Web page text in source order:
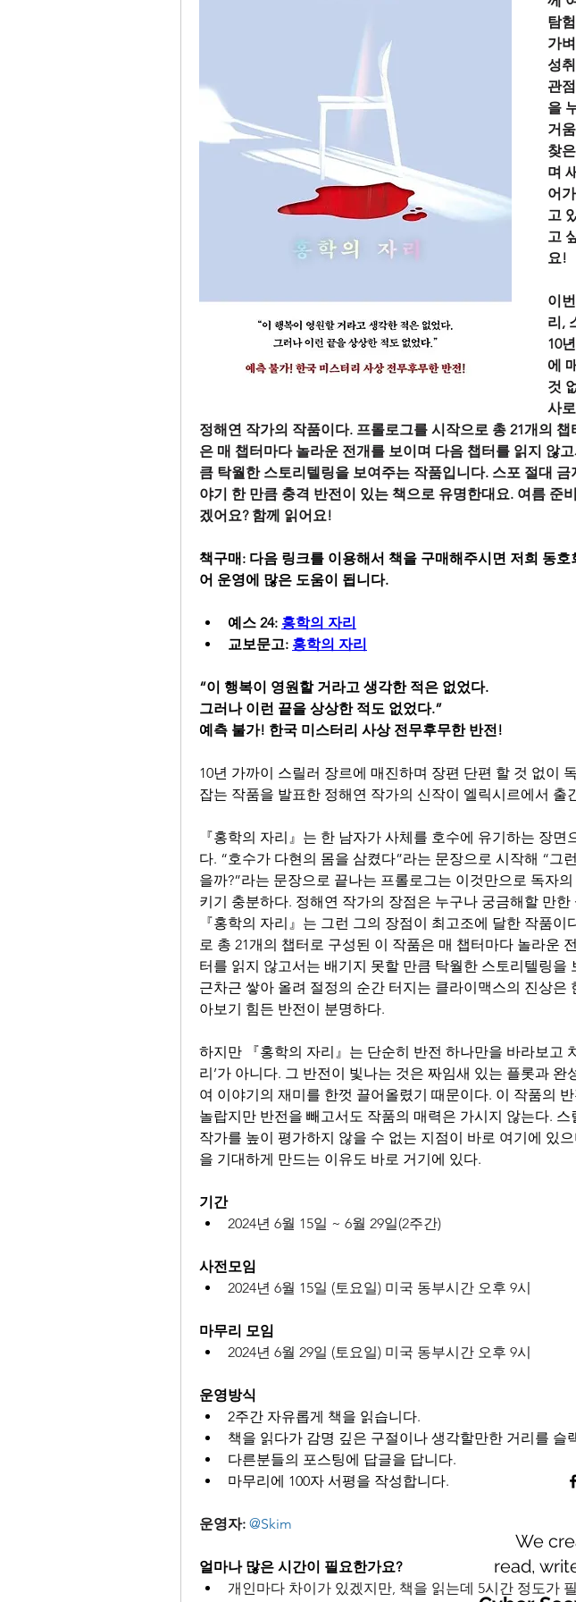
탐
가
성
관
을
거
찾
며
어
고
고
요!
이
리,
10
에
것
사
정해연 작가의 작품이다. 프롤로그를 시작으로 총 21개의
은 매 챕터마다 놀라운 전개를 보이며 다음 챕터를 읽지 않
큼 탁월한 스토리텔링을 보여주는 작품입니다. 스포 절대 금
야기 한 만큼 충격 반전이 있는 책으로 유명한대요. 여름 준
겠어요? 함께 읽어요!
책구매: 다음 링크를 이용해서 책을 구매해주시면 저희 동호
어 운영에 많은 도움이 됩니다.
예스 24: 홍학의 자리
교보문고: 홍학의 자리
“이 행복이 영원할 거라고 생각한 적은 없었다.
그러나 이런 끝을 상상한 적도 없었다.”
예측 불가! 한국 미스터리 사상 전무후무한 반전!
10년 가까이 스릴러 장르에 매진하며 장편 단편 할 것 없이
잡는 작품을 발표한 정해연 작가의 신작이 엘릭시르에서 출
『홍학의 자리』는 한 남자가 사체를 호수에 유기하는 장면
다. “호수가 다현의 몸을 삼켰다”라는 문장으로 시작해 “그
을까?”라는 문장으로 끝나는 프롤로그는 이것만으로 독자
키기 충분하다. 정해연 작가의 장점은 누구나 궁금해할 만한
『홍학의 자리』는 그런 그의 장점이 최고조에 달한 작품이
로 총 21개의 챕터로 구성된 이 작품은 매 챕터마다 놀라운
터를 읽지 않고서는 배기지 못할 만큼 탁월한 스토리텔링을
근차근 쌓아 올려 절정의 순간 터지는 클라이맥스의 진상은
아보기 힘든 반전이 분명하다.
하지만 『홍학의 자리』는 단순히 반전 하나만을 바라보고
리’가 아니다. 그 반전이 빛나는 것은 짜임새 있는 플롯과 완
여 이야기의 재미를 한껏 끌어올렸기 때문이다. 이 작품의
놀랍지만 반전을 빼고서도 작품의 매력은 가시지 않는다. 스
작가를 높이 평가하지 않을 수 없는 지점이 바로 여기에 있
을 기대하게 만드는 이유도 바로 거기에 있다.
기간
2024년 6월 15일 ~ 6월 29일(2주간)
사전모임
2024년 6월 15일 (토요일) 미국 동부시간 오후 9시
마무리 모임
2024년 6월 29일 (토요일) 미국 동부시간 오후 9시
운영방식
2주간 자유롭게 책을 읽습니다.
책을 읽다가 감명 깊은 구절이나 생각할만한 거리를 슬
다른분들의 포스팅에 답글을 답니다.
마무리에 100자 서평을 작성합니다.
운영자: @Skim
얼마나 많은 시간이 필요한가요?
개인마다 차이가 있겠지만, 책을 읽는데 5시간 정도가
We
read,